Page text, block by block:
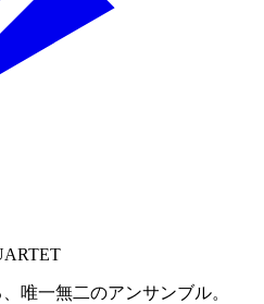
唯一無二のアンサンブル。